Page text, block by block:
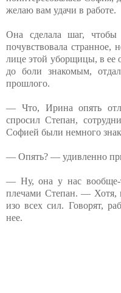
желаю вам удачи в работе.
Она сделала шаг, чтобы
почувствовала странное,
лице этой уборщицы, в ее
до боли знакомым,
прошлого.
— Что, Ирина опять
спросил Степан,
Софией были немного
— Опять? — удивленно
— Ну, она у нас вообще-
плечами Степан. — Хотя,
изо всех сил. Говорят,
нее.